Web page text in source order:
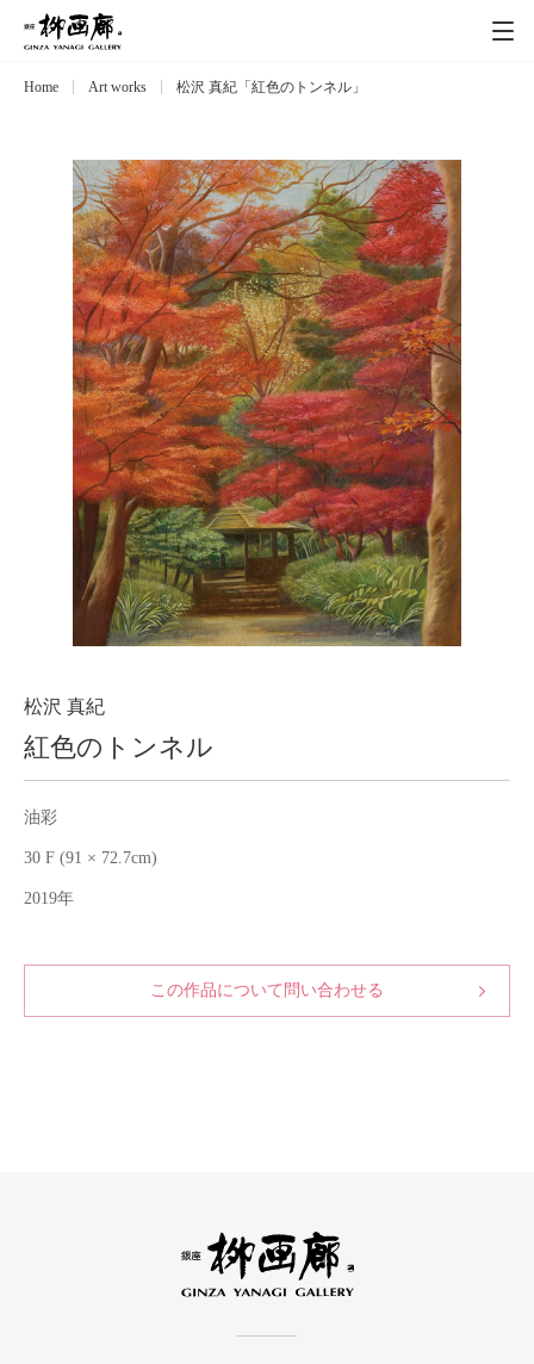
Exhibitions
Event イベント
Artists 作家
Art works 作品一覧
Catalog カタログ
Schedule スケジュール
会社案内
ブログ
Contact
Purchase assessment
Home Art works 松沢 真紀「紅色のトンネル」
松沢 真紀
紅色のトンネル
油彩
30 F (91 × 72.7cm)
2019年
この作品について問い合わせる